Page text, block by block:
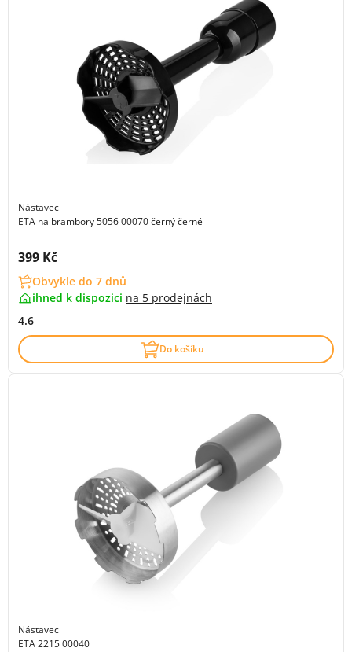
Nástavec
ETA na brambory 5056 00070 černý černé
Cena s DPH:
399 Kč
Obvykle do 7 dnů
ihned k dispozici na 5 prodejnách
4.6
Do košíku
Nástavec
ETA 2215 00040